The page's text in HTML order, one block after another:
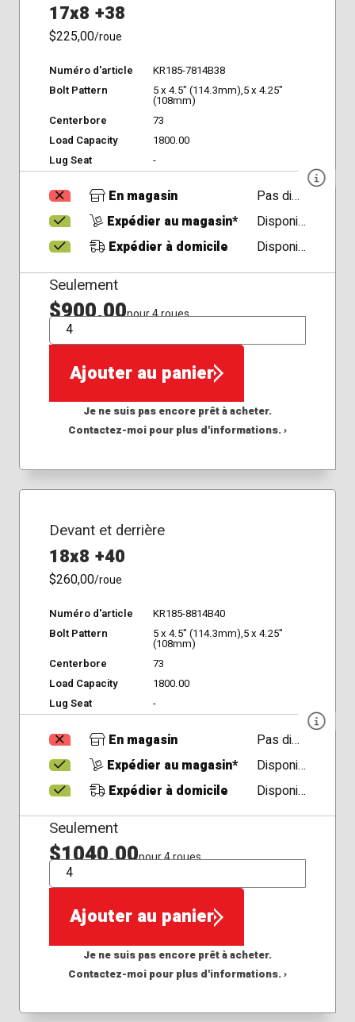
17x8 +38
$225,00/roue
Numéro d'article
KR185-7814B38
Bolt Pattern
5 x 4.5" (114.3mm),5 x 4.25"
(108mm)
Centerbore
73
Load Capacity
1800.00
Lug Seat
-
En magasin
Pas disponible
Expédier au magasin*
Disponible
Expédier à domicile
Disponible
Seulement
$900,00pour 4 roues
QTÉ
Ajouter au panier
Je ne suis pas encore prêt à acheter.
Contactez-moi pour plus d'informations. ›
Devant et derrière
18x8 +40
$260,00/roue
Numéro d'article
KR185-8814B40
Bolt Pattern
5 x 4.5" (114.3mm),5 x 4.25"
(108mm)
Centerbore
73
Load Capacity
1800.00
Lug Seat
-
En magasin
Pas disponible
Expédier au magasin*
Disponible
Expédier à domicile
Disponible
Seulement
$1040,00pour 4 roues
QTÉ
Ajouter au panier
Je ne suis pas encore prêt à acheter.
Contactez-moi pour plus d'informations. ›